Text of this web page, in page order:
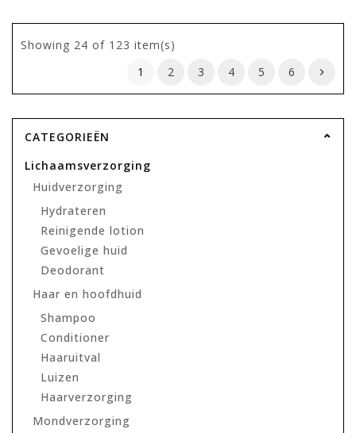
Showing 24 of 123 item(s)
1
2 3 4 5 6
CATEGORIEËN
Lichaamsverzorging
Huidverzorging
Hydrateren
Reinigende lotion
Gevoelige huid
Deodorant
Haar en hoofdhuid
Shampoo
Conditioner
Haaruitval
Luizen
Haarverzorging
Mondverzorging